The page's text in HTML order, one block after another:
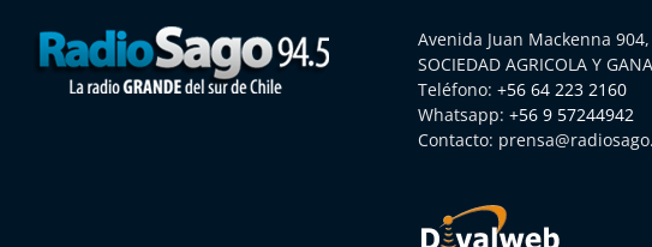
Avenida Juan Mackenna
SOCIEDAD AGRICOLA Y
Teléfono: +56 64 223 2160
Whatsapp: +56 9 57244942
Contacto: